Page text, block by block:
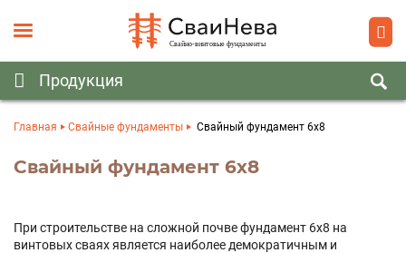
Главная Свайные фундаменты Свайный фундамент 6х8
Cвайный фундамент 6х8
При строительстве на сложной почве фундамент 6х8 на
винтовых сваях является наиболее демократичным и